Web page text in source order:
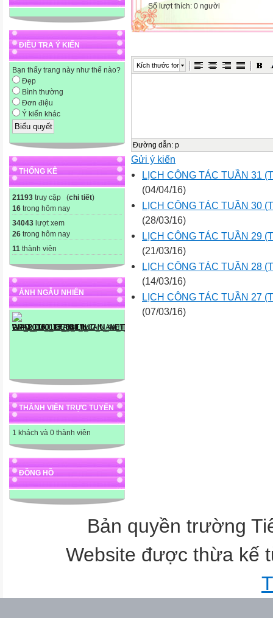
ĐIỀU TRA Ý KIẾN
Bạn thấy trang này như thế nào?
Đẹp
Bình thường
Đơn điệu
Ý kiến khác
THỐNG KÊ
21193 truy cập (chi tiết)
16 trong hôm nay
34043 lượt xem
26 trong hôm nay
11 thành viên
ẢNH NGẪU NHIÊN
THÀNH VIÊN TRỰC TUYẾN
1 khách và 0 thành viên
ĐỒNG HỒ
Số lượt thích: 0 người
Kích thước font
Đường dẫn: p
Gửi ý kiến
LỊCH CÔNG TÁC TUẦN 31
(04/04/16)
LỊCH CÔNG TÁC TUẦN 30
(28/03/16)
LỊCH CÔNG TÁC TUẦN 29
(21/03/16)
LỊCH CÔNG TÁC TUẦN 28
(14/03/16)
LỊCH CÔNG TÁC TUẦN 27
(07/03/16)
Bản quyền trường
Website được thừa kế